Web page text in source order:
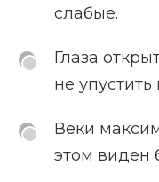
слабые.
Глаза
не упустить
Веки
этом виден